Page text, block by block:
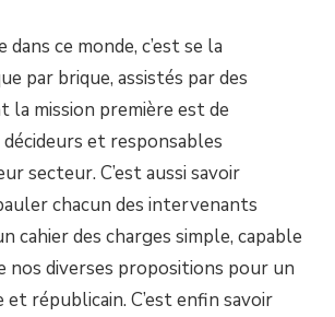
ce monde, c’est se la
par brique, assistés par des
la mission première est de
et responsables
secteur. C’est aussi savoir
chacun des intervenants
cahier des charges simple, capable
diverses propositions pour un
républicain. C’est enfin savoir